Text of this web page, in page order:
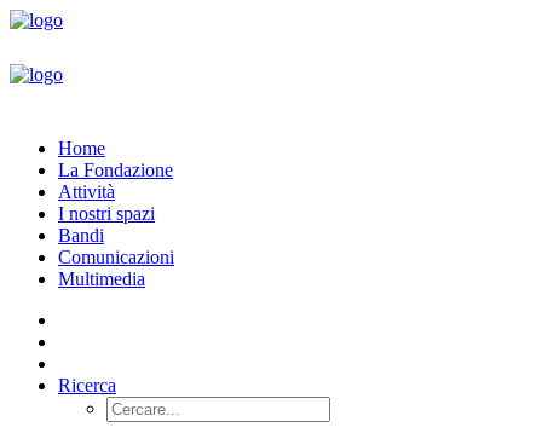
Home
La Fondazione
Attività
I nostri spazi
Bandi
Comunicazioni
Multimedia
Ricerca